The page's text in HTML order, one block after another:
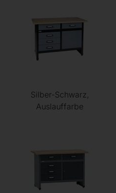
Silber-Schwarz,
Auslauffarbe